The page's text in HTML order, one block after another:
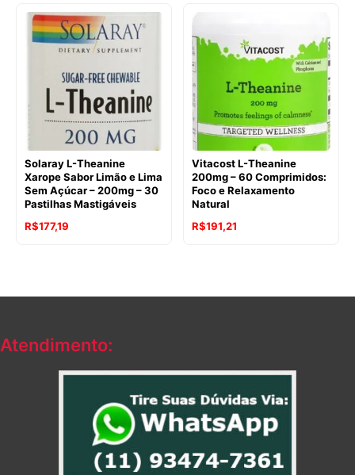
original
era:
R$271,69.
atual
é:
R$243,08.
Solaray L-Theanine
Xarope Sabor Limão e Lima
Sem Açúcar – 200mg – 30
Pastilhas Mastigáveis
O
R$177,19
Vitacost L-Theanine
200mg – 60 Comprimidos:
Foco e Relaxamento
Natural
R$191,21
Atendimento: